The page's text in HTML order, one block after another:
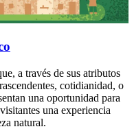
a través de sus atributos
cotidianidad, o
una oportunidad para
una experiencia
natural.